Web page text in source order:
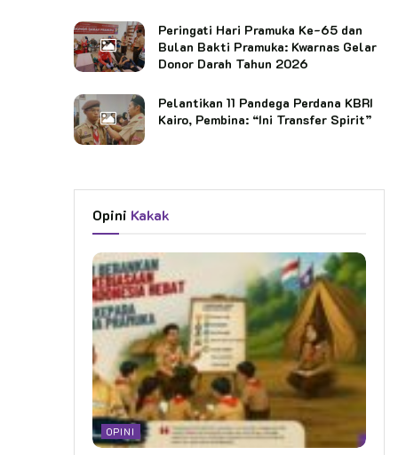
Peringati Hari Pramuka Ke-65 dan
Bulan Bakti Pramuka: Kwarnas Gelar
Donor Darah Tahun 2026
Pelantikan 11 Pandega Perdana KBRI
Kairo, Pembina: “Ini Transfer Spirit”
Opini Kakak
OPINI